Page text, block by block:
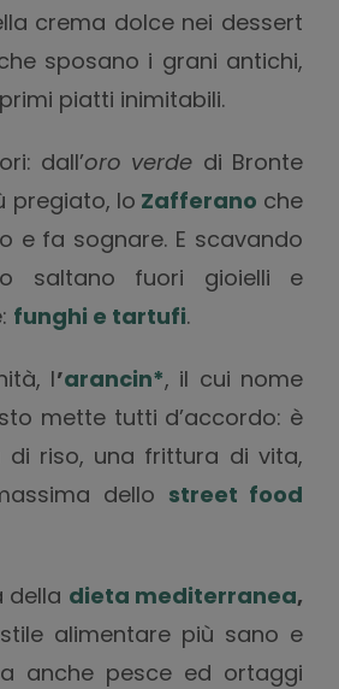
crema dolce nei dessert
sposano i grani antichi,
piatti inimitabili.
dall’oro verde di Bronte
pregiato, lo Zafferano che
e fa sognare. E scavando
saltano fuori gioielli e
funghi e tartufi.
l’arancin*, il cui nome
mette tutti d’accordo: è
di riso, una frittura di vita,
dello street food
della dieta mediterranea,
alimentare più sano e
anche pesce ed ortaggi